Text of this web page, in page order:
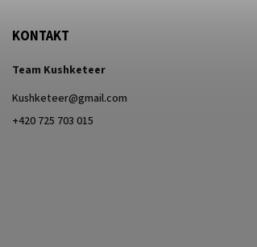
KONTAKT
Team Kushketeer
Kushketeer@gmail.com
+420 725 703 015